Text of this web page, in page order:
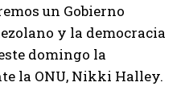
un Gobierno
y la democracia
domingo la
la ONU, Nikki Halley.